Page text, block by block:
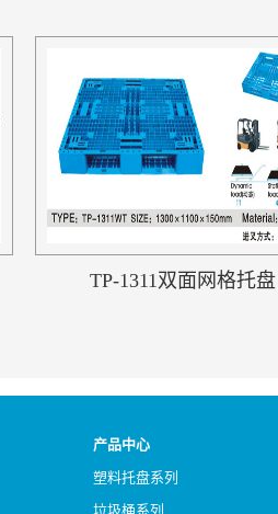
TP-1311双面网格托盘
产品中心
塑料托盘系列
垃圾桶系列